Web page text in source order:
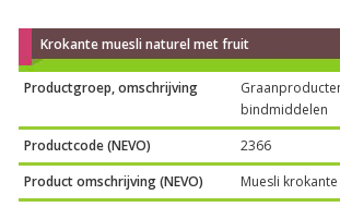
Krokante muesli naturel met fruit
Productgroep, omschrijving
bindmiddelen
Productcode (NEVO)
2366
Product omschrijving (NEVO)
Muesli